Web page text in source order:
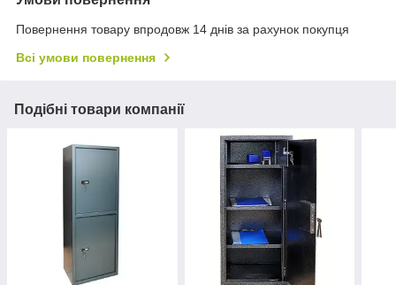
Повернення товару впродовж 14 днів за рахунок покупця
Всі умови повернення
Подібні товари компанії